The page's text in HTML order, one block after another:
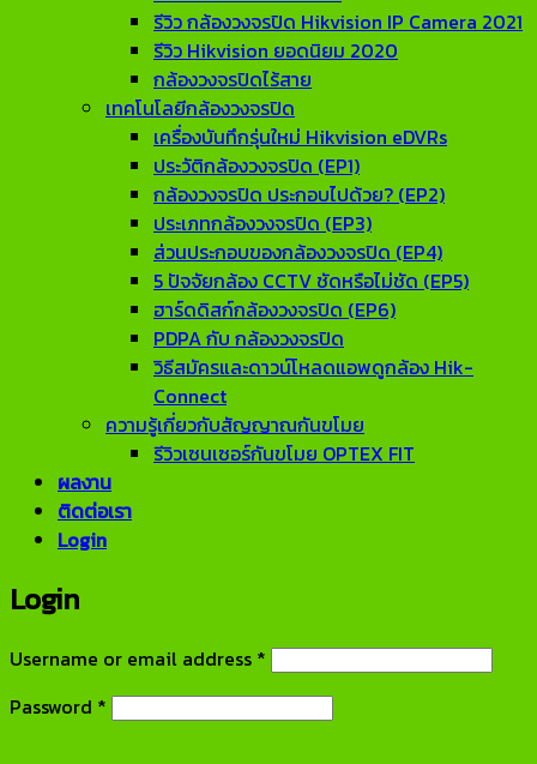
รีวิว กล้องวงจรปิด Hikvision IP Camera 2021
รีวิว Hikvision ยอดนิยม 2020
กล้องวงจรปิดไร้สาย
เทคโนโลยีกล้องวงจรปิด
เครื่องบันทึกรุ่นใหม่ Hikvision eDVRs
ประวัติกล้องวงจรปิด (EP1)
กล้องวงจรปิด ประกอบไปด้วย? (EP2)
ประเภทกล้องวงจรปิด (EP3)
ส่วนประกอบของกล้องวงจรปิด (EP4)
5 ปัจจัยกล้อง CCTV ชัดหรือไม่ชัด (EP5)
ฮาร์ดดิสก์กล้องวงจรปิด (EP6)
PDPA กับ กล้องวงจรปิด
วิธีสมัครและดาวน์โหลดแอพดูกล้อง Hik-
Connect
ความรู้เกี่ยวกับสัญญาณกันขโมย
รีวิวเซนเซอร์กันขโมย OPTEX FIT
ผลงาน
ติดต่อเรา
Login
Login
Username or email address * Required
Password * Required